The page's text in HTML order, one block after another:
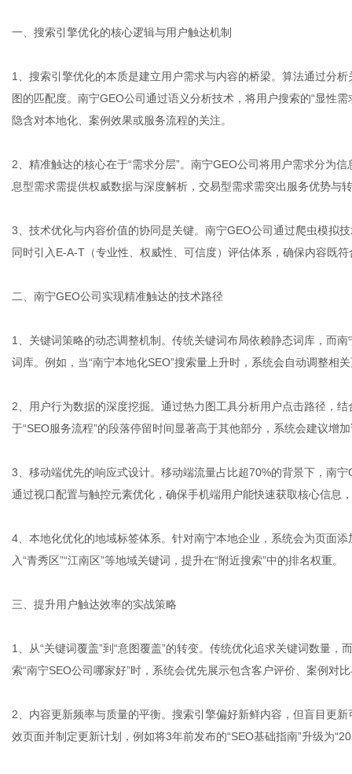
一、搜索引擎优化的核心逻辑与用户触达机制
1、搜索引擎优化的本质是建立用户需求与内容的桥梁。算法通过分
图的匹配度。南宁GEO公司通过语义分析技术，将用户搜索的“显性
隐含对本地化、案例效果或服务流程的关注。
2、精准触达的核心在于“需求分层”。南宁GEO公司将用户需求分为
息型需求需提供权威数据与深度解析，交易型需求需突出服务优势与
3、技术优化与内容价值的协同是关键。南宁GEO公司通过爬虫模拟
同时引入E-A-T（专业性、权威性、可信度）评估体系，确保内容既
二、南宁GEO公司实现精准触达的技术路径
1、关键词策略的动态调整机制。传统关键词布局依赖静态词库，而
词库。例如，当“南宁本地化SEO”搜索量上升时，系统会自动调整相
2、用户行为数据的深度挖掘。通过热力图工具分析用户点击路径，
于“SEO服务流程”的段落停留时间显著高于其他部分，系统会建议增
3、移动端优先的响应式设计。移动端流量占比超70%的背景下，南
通过视口配置与触控元素优化，确保手机端用户能快速获取核心信息
4、本地化优化的地域标签体系。针对南宁本地企业，系统会为页面
入“青秀区”“江南区”等地域关键词，提升在“附近搜索”中的排名权重。
三、提升用户触达效率的实战策略
1、从“关键词覆盖”到“意图覆盖”的转变。传统优化追求关键词数量
索“南宁SEO公司哪家好”时，系统会优先展示包含客户评价、案例对
2、内容更新频率与质量的平衡。搜索引擎偏好新鲜内容，但盲目更
效页面并制定更新计划，例如将3年前发布的“SEO基础指南”升级为